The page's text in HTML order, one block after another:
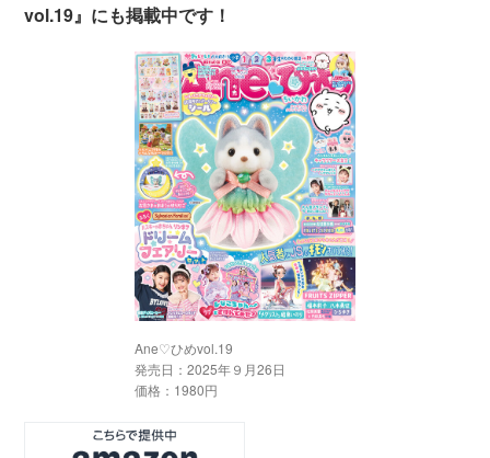
vol.19』にも掲載中です！
Ane♡ひめvol.19
発売日：2025年９月26日
価格：1980円